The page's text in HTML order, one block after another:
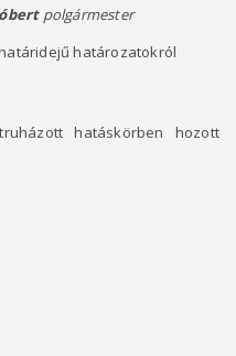
polgármester
határozatokról
hatáskörben hozott